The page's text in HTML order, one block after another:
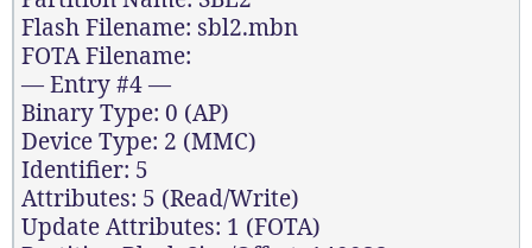
Flash Filename: sbl2.mbn
FOTA Filename:
— Entry #4 —
Binary Type: 0 (AP)
Device Type: 2 (MMC)
Identifier: 5
Attributes: 5 (Read/Write)
Update Attributes: 1 (FOTA)